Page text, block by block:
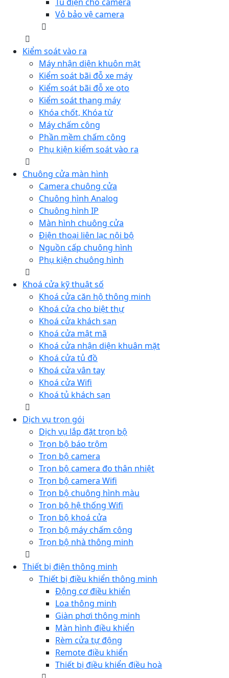
Vỏ bảo vệ camera
Kiểm soát vào ra
Máy nhận diện khuôn mặt
Kiểm soát bãi đỗ xe máy
Kiểm soát bãi đỗ xe oto
Kiểm soát thang máy
Khóa chốt, Khóa từ
Máy chấm công
Phần mềm chấm công
Phụ kiện kiểm soát vào ra
Chuông cửa màn hình
Camera chuông cửa
Chuông hình Analog
Chuông hình IP
Màn hình chuông cửa
Điện thoại liên lạc nội bộ
Nguồn cấp chuông hình
Phụ kiện chuông hình
Khoá cửa kỹ thuật số
Khoá cửa căn hộ thông minh
Khoá cửa cho biệt thự
Khoá cửa khách sạn
Khoá cửa mật mã
Khoá cửa nhận diện khuân mặt
Khoá cửa tủ đồ
Khoá cửa vân tay
Khoá cửa Wifi
Khoá tủ khách sạn
Dịch vụ trọn gói
Dịch vụ lắp đặt trọn bộ
Trọn bộ báo trộm
Trọn bộ camera
Trọn bộ camera đo thân nhiệt
Trọn bộ camera Wifi
Trọn bộ chuông hình màu
Trọn bộ hệ thống Wifi
Trọn bộ khoá cửa
Trọn bộ máy chấm công
Trọn bộ nhà thông minh
Thiết bị điện thông minh
Thiết bị điều khiển thông minh
Động cơ điều khiển
Loa thông minh
Giàn phơi thông minh
Màn hình điều khiển
Rèm cửa tự động
Remote điều khiển
Thiết bị điều khiển điều hoà